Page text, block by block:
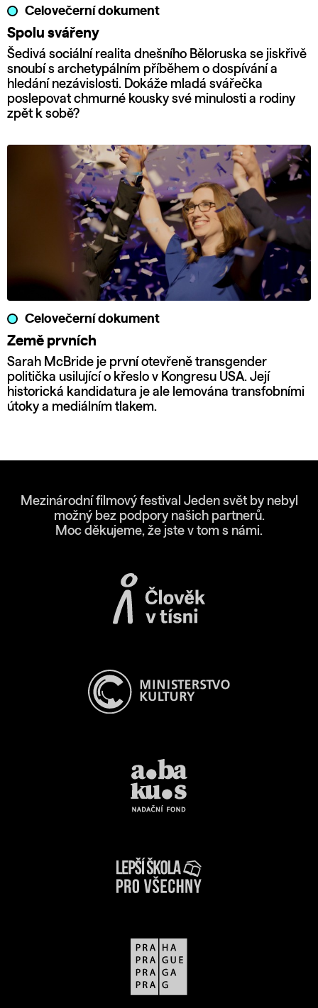
Celovečerní dokument
Spolu svářeny
Šedivá sociální realita dnešního Běloruska se jiskřivě
snoubí s archetypálním příběhem o dospívání a
hledání nezávislosti. Dokáže mladá svářečka
poslepovat chmurné kousky své minulosti a rodiny
zpět k sobě?
Celovečerní dokument
Země prvních
Sarah McBride je první otevřeně transgender
politička usilující o křeslo v Kongresu USA. Její
historická kandidatura je ale lemována transfobními
útoky a mediálním tlakem.
Mezinárodní filmový festival Jeden svět by nebyl
možný bez podpory našich partnerů.
Moc děkujeme, že jste v tom s námi.